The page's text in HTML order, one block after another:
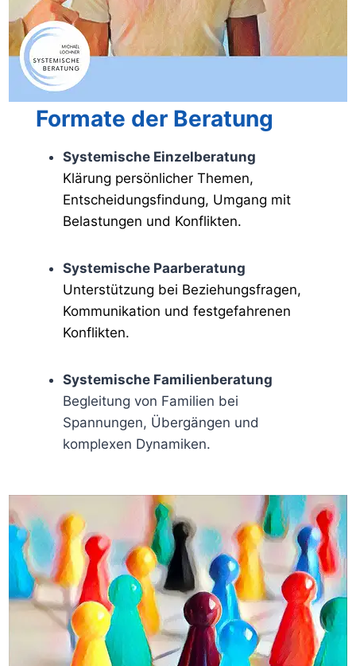
Formate der Beratung
Systemische Einzelberatung
Klärung persönlicher Themen,
Entscheidungsfindung, Umgang mit
Belastungen und Konflikten.
Systemische Paarberatung
Unterstützung bei Beziehungsfragen,
Kommunikation und festgefahrenen
Konflikten.
Systemische Familienberatung
Begleitung von Familien bei
Spannungen, Übergängen und
komplexen Dynamiken.